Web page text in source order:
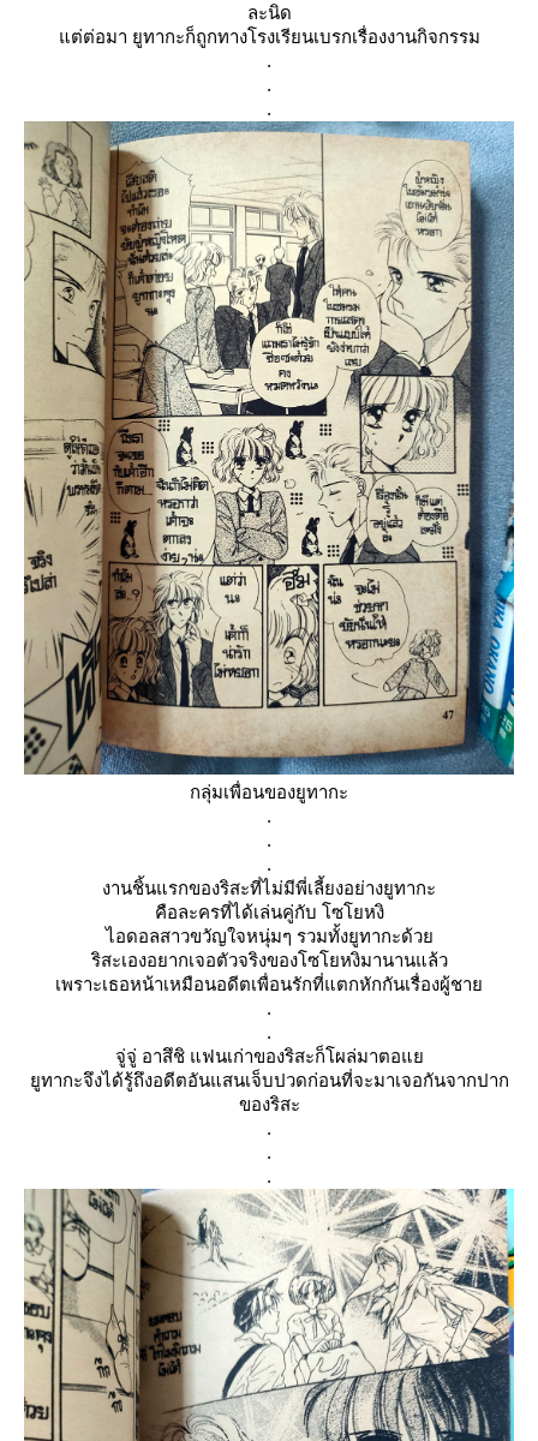
ละนิด
ต่ต่อมา ยูทากะก็ถูกทางโรงเรียนเบรกเรื่องงานกิจกรรม
.
.
.
กลุ่มเพื่อนของยูทากะ
.
.
.
งานชิ้นแรกของริสะที่ไม่มีพี่เลี้ยงอย่างยูทากะ
คือละครที่ได้เล่นคู่กับ ซโยหงิ
ไอดอลสาวขวัญใจหนุ่มๆ รวมทั้งยูทากะด้ว
ริสะเองอยากเจอตัวจริงของโซโยหงิมานานแล้ว
เพราะเธอหน้าเหมือนอดีตเพื่อนรักที่แตกหักกันเรื่องผู้ชา
.
.
จู่จู่ อาสึชิฟนเก่าของริสะก็โผล่มาตอ
ูทากะจึงได้รู้ถึงอดีตอันแสนเจ็บปวดก่อนที่จะมาเจอกันจากปาก
ของริสะ
.
.
.